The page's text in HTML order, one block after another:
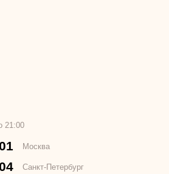
21:00
Москва
Санкт-Петербург